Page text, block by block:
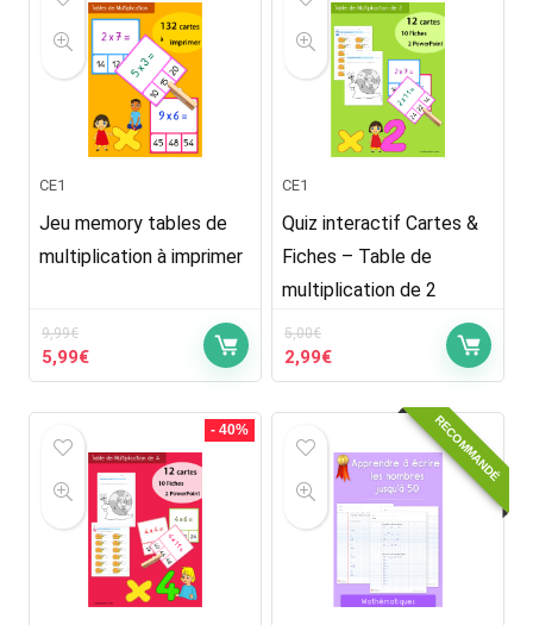
CE1
Jeu memory tables de
multiplication à imprimer
9,99€
Le
prix
9,99€.
5,99€Le
prix
5,99€.
CE1
Quiz interactif Cartes &
Fiches – Table de
multiplication de 2
5,00€
Le
prix
5,00€.
2,99€Le
prix
2,99€.
- 40% RECOMMANDÉ